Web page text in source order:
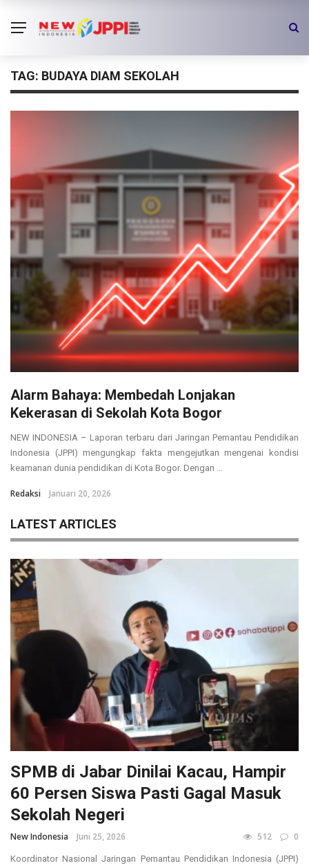
TAG: BUDAYA DIAM SEKOLAH
Alarm Bahaya: Membedah Lonjakan
Kekerasan di Sekolah Kota Bogor
NEW INDONESIA – Laporan terbaru dari Jaringan Pemantau Pendidikan
Indonesia (JPPI) mengungkap fakta mengejutkan mengenai kondisi
keamanan dunia pendidikan di Kota Bogor. Dengan ...
Redaksi Januari 20, 2026
LATEST ARTICLES
SPMB di Jabar Dinilai Kacau, Hampir
60 Persen Siswa Pasti Gagal Masuk
Sekolah Negeri
New Indonesia Juni 25, 2026 512 0
Koordinator Nasional Jaringan Pemantau Pendidikan Indonesia (JPPI)